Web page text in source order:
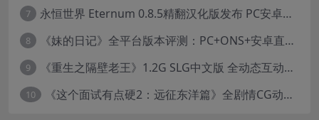
7 永恒世界 Eternum 0.8.5精翻汉化版发布 PC安卓双端 SLG游戏
8 《妹的日记》全平台版本评测：PC+ONS+安卓直装养成游戏体验
9 《重生之隔壁老王》1.2G SLG中文版 全动态互动冒险游戏
10 《这个面试有点硬2：远征东洋篇》全剧情CG动画高清合集下载（18.8GB/1080P）